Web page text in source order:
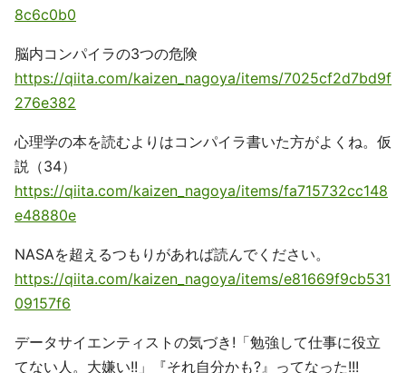
8c6c0b0
脳内コンパイラの3つの危険
https://qiita.com/kaizen_nagoya/items/7025cf2d7bd9f
276e382
心理学の本を読むよりはコンパイラ書いた方がよくね。仮
説（34）
https://qiita.com/kaizen_nagoya/items/fa715732cc148
e48880e
NASAを超えるつもりがあれば読んでください。
https://qiita.com/kaizen_nagoya/items/e81669f9cb531
09157f6
データサイエンティストの気づき!「勉強して仕事に役立
てない人。大嫌い!!」『それ自分かも?』ってなった!!!